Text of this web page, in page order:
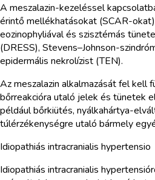
A meszalazin-kezeléssel
érintő mellékhatásokat (SCAR-
eozinophyliával és szisztémás
(DRESS), Stevens–Johnson-
epidermális nekrolízist (TEN).
Az meszalazin alkalmazását fel kell
bőrreakcióra utaló jelek és tünetek
például bőrkiütés, nyálkahártya-
túlérzékenységre utaló bármely
Idiopathiás intracranialis hypertensio
Idiopathiás intracranialis